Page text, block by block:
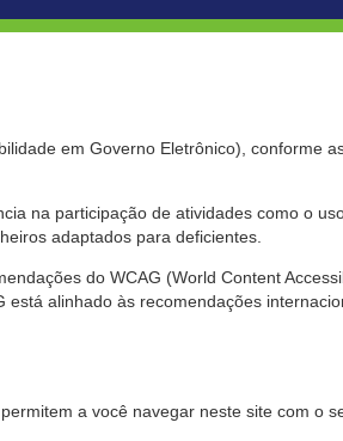
em Governo Eletrônico), conforme
na participação de atividades como o
adaptados para deficientes.
do WCAG (World Content
alinhado às recomendações
a você navegar neste site com o